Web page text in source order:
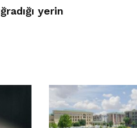
yerin